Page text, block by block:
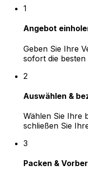
Wählen Sie Ihre
3
Packen &
Bereiten Sie Ihr
Ihre Meinung